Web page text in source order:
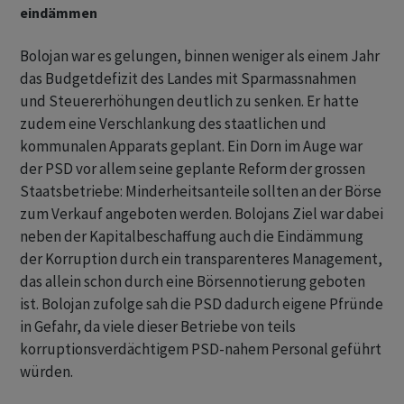
eindämmen
Bolojan war es gelungen, binnen weniger als einem Jahr
das Budgetdefizit des Landes mit Sparmassnahmen
und Steuererhöhungen deutlich zu senken. Er hatte
zudem eine Verschlankung des staatlichen und
kommunalen Apparats geplant. Ein Dorn im Auge war
der PSD vor allem seine geplante Reform der grossen
Staatsbetriebe: Minderheitsanteile sollten an der Börse
zum Verkauf angeboten werden. Bolojans Ziel war dabei
neben der Kapitalbeschaffung auch die Eindämmung
der Korruption durch ein transparenteres Management,
das allein schon durch eine Börsennotierung geboten
ist. Bolojan zufolge sah die PSD dadurch eigene Pfründe
in Gefahr, da viele dieser Betriebe von teils
korruptionsverdächtigem PSD-nahem Personal geführt
würden.